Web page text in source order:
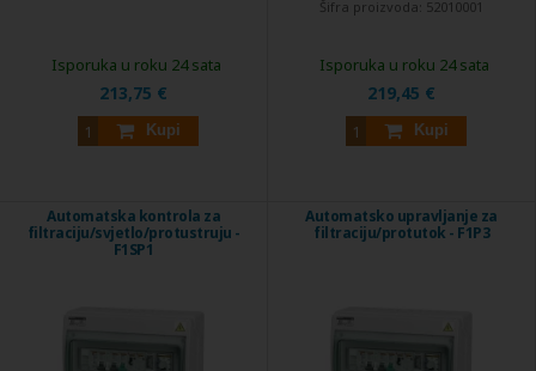
213,75 €
Kupi
Isporuka u roku 24 sata
Šifra proizvoda: 52010001
219,45 €
Kupi
Isporuka u roku 24 sata
Automatska kontrola za
filtraciju/svjetlo/protustruju -
F1SP1
Automatsko upravljanje za
filtraciju/protutok - F1P3